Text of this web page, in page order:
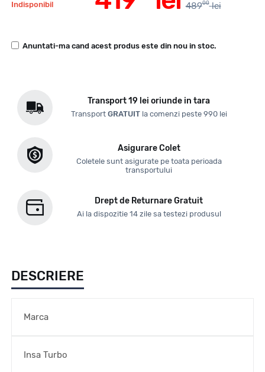
48900 lei
Indisponibil
Anuntati-ma cand acest produs este din nou in stoc.
Transport 19 lei oriunde in tara
Transport GRATUITla comenzi peste 990 lei
Asigurare Colet
Coletele sunt asigurate pe toata perioada
transportului
Drept de Returnare Gratuit
Ai la dispozitie 14 zile sa testezi produsul
DESCRIERE
Marca
Insa Turbo